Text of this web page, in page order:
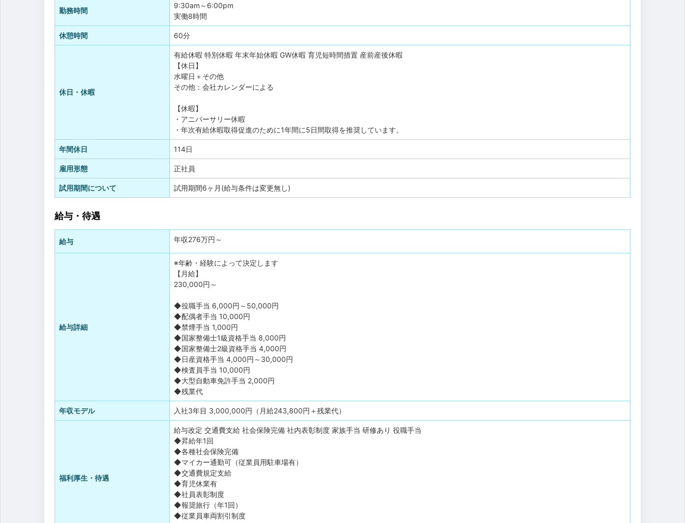
勤務時間
9:30am～6:00pm
実働8時間
休憩時間 60分
休日・休暇
有給休暇 特別休暇 年末年始休暇 GW休暇 育児短時間措置 産前産後休暇
【休日】
水曜日＋その他
その他：会社カレンダーによる
【休暇】
・アニバーサリー休暇
・年次有給休暇取得促進のために1年間に5日間取得を推奨しています。
年間休日 114日
雇用形態 正社員
試用期間について 試用期間6ヶ月(給与条件は変更無し)
給与・待遇
給与 年収276万円 ～
給与詳細
※年齢・経験によって決定します
【月給】
230,000円～
◆役職手当 6,000円～50,000円
◆配偶者手当 10,000円
◆禁煙手当 1,000円
◆国家整備士1級資格手当 8,000円
◆国家整備士2級資格手当 4,000円
◆日産資格手当 4,000円～30,000円
◆検査員手当 10,000円
◆大型自動車免許手当 2,000円
◆残業代
年収モデル 入社3年目 3,000,000円（月給243,800円＋残業代）
福利厚生・待遇
給与改定 交通費支給 社会保険完備 社内表彰制度 家族手当 研修あり 役職手当
◆昇給年1回
◆各種社会保険完備
◆マイカー通勤可（従業員用駐車場有）
◆交通費規定支給
◆育児休業有
◆社員表彰制度
◆報奨旅行（年1回）
◆従業員車両割引制度